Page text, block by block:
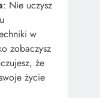
: Nie uczysz
w
zobaczysz
że
życie